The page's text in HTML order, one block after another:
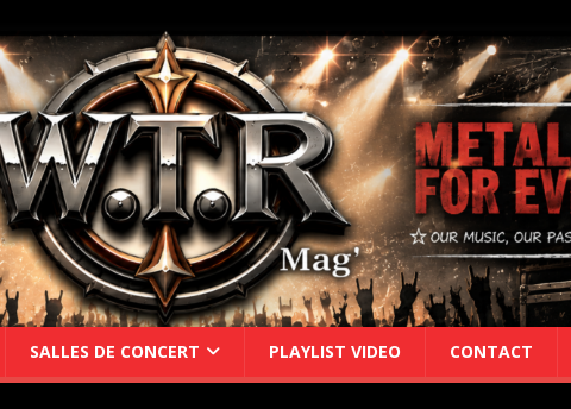
SALLES DE CONCERT PLAYLIST VIDEO CONTACT